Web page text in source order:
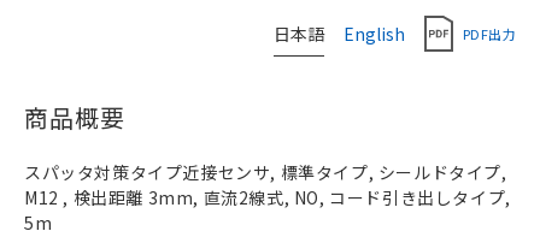
日本語 English PDF出力
商品概要
スパッタ対策タイプ近接センサ, 標準タイプ, シールドタイプ,
M12 , 検出距離 3mm, 直流2線式, NO, コード引き出しタイプ,
5m